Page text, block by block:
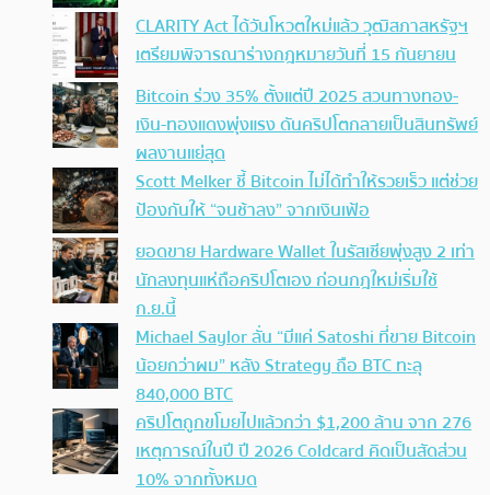
CLARITY Act ได้วันโหวตใหม่แล้ว วุฒิสภาสหรัฐฯ
เตรียมพิจารณาร่างกฎหมายวันที่ 15 กันยายน
Bitcoin ร่วง 35% ตั้งแต่ปี 2025 สวนทางทอง-
เงิน-ทองแดงพุ่งแรง ดันคริปโตกลายเป็นสินทรัพย์
ผลงานแย่สุด
Scott Melker ชี้ Bitcoin ไม่ได้ทำให้รวยเร็ว แต่ช่วย
ป้องกันให้ “จนช้าลง” จากเงินเฟ้อ
ยอดขาย Hardware Wallet ในรัสเซียพุ่งสูง 2 เท่า
นักลงทุนแห่ถือคริปโตเอง ก่อนกฎใหม่เริ่มใช้
ก.ย.นี้
Michael Saylor ลั่น “มีแค่ Satoshi ที่ขาย Bitcoin
น้อยกว่าผม” หลัง Strategy ถือ BTC ทะลุ
840,000 BTC
คริปโตถูกขโมยไปแล้วกว่า $1,200 ล้าน จาก 276
เหตุการณ์ในปี ปี 2026 Coldcard คิดเป็นสัดส่วน
10% จากทั้งหมด